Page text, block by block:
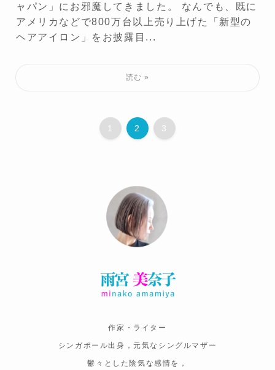
ャパン」にお邪魔してきました。 なんでも、既に
アメリカなどで800万台以上売り上げた「新型の
ヘアアイロン」をお披露目...
1 2 3
作家・ライター
シンガポール出身，元気なシングルマザー
鬱々とした陰気な感情を，